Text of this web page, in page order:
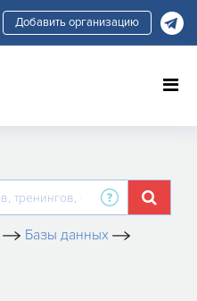
Добавить организацию
Базы данных